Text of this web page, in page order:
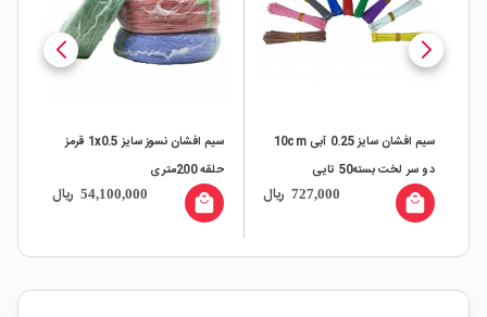
سیم افشان سایز 0.25 آبی 10cm
دو سر لخت بسته50 تایی
727,000 ریال local_mall
سیم افشان نسوز سایز 1x0.5 قرمز
حلقه 200متری
54,100,000 ریال local_mall